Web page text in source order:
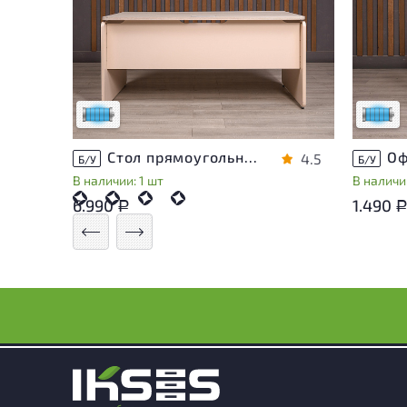
Состояние товара приближено к новому,
могут присутствовать незначительные
следы эксплуатации
Низкая степень износа
Б/У Стол прямоугольный Accord ДСП Дуб Россия
В наличии: 1 шт
4.5
6.990Р
могут
следы
Низкая
Б/У
В
1.490 Р